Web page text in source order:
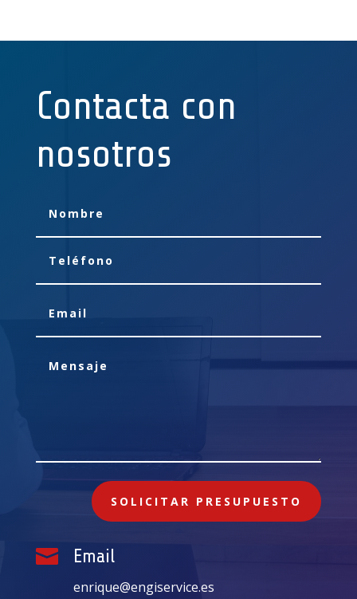
Contacta con
nosotros
SOLICITAR PRESUPUESTO
 Email
enrique@engiservice.es